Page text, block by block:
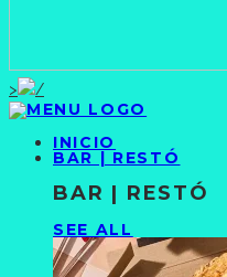
>
INICIO
BAR | RESTÓ
BAR | RESTÓ
SEE ALL